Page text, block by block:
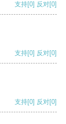
支持[0] 反对[0]
支持[0] 反对[0]
支持[0] 反对[0]